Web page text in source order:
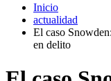
Inicio
actualidad
El caso
en delito